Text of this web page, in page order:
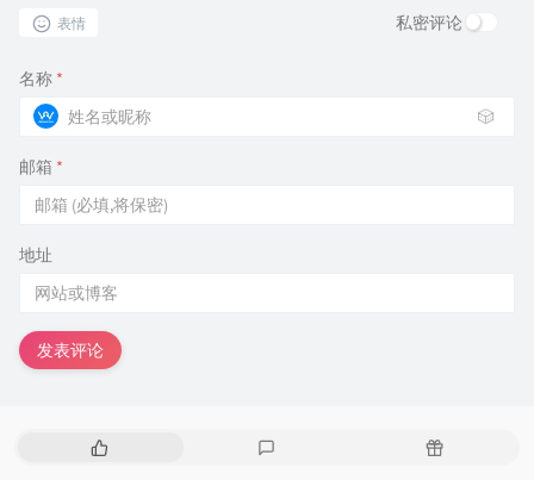
表情 私密评论
名称 *
🎲
邮箱 *
地址
发表评论
热
随